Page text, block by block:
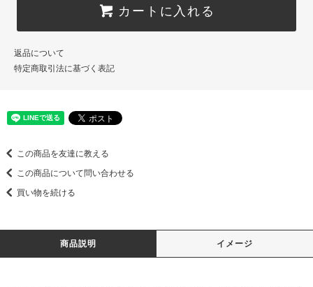
カートに入れる
返品について
特定商取引法に基づく表記
この商品を友達に教える
この商品について問い合わせる
買い物を続ける
商品説明 イメージ